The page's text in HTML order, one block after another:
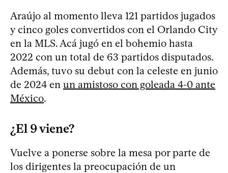
Araújo al momento lleva 121 partidos jugados
y cinco goles convertidos con el Orlando City
en la MLS. Acá jugó en el bohemio hasta
2022 con un total de 63 partidos disputados.
Además, tuvo su debut con la celeste en junio
de 2024 en un amistoso con goleada 4-0 ante
México.
¿El 9 viene?
Vuelve a ponerse sobre la mesa por parte de
los dirigentes la preocupación de un